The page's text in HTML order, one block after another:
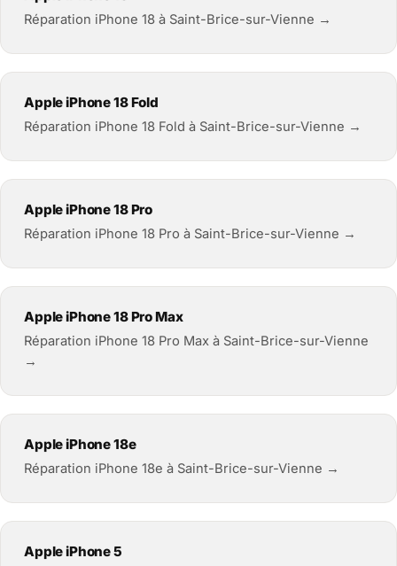
Réparation iPhone 18 à Saint-Brice-sur-Vienne →
Apple iPhone 18 Fold
Réparation iPhone 18 Fold à Saint-Brice-sur-Vienne →
Apple iPhone 18 Pro
Réparation iPhone 18 Pro à Saint-Brice-sur-Vienne →
Apple iPhone 18 Pro Max
Réparation iPhone 18 Pro Max à Saint-Brice-sur-Vienne
→
Apple iPhone 18e
Réparation iPhone 18e à Saint-Brice-sur-Vienne →
Apple iPhone 5